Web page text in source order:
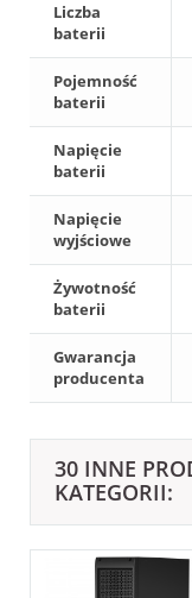
Liczba
baterii
Pojemność
baterii
Napięcie
baterii
Napięcie
wyjściowe
Żywotność
baterii
Gwarancja
producenta
30 INNE
KATEGORII: